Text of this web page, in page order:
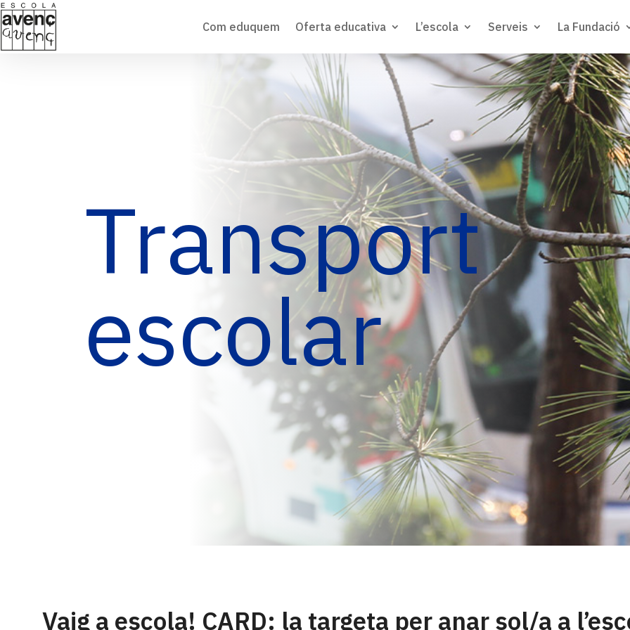
Com eduquem Oferta educativa L’escola Serveis La Fundació
Transport
escolar
Vaig a escola! CARD: la targeta per anar sol/a a